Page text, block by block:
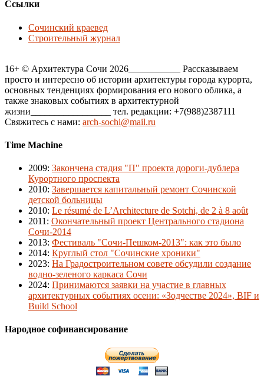
Ссылки
Сочинский краевед
Строительный журнал
16+ © Архитектура Сочи 2026___________ Рассказываем
просто и интересно об истории архитектуры города курорта,
основных тенденциях формирования его нового облика, а
также знаковых событиях в архитектурной
жизни_________________ тел. редакции: +7(988)2387111
Свяжитесь с нами: arch-sochi@mail.ru
Time Machine
2009: Закончена стадия "П" проекта дороги-дублера
Курортного проспекта
2010: Завершается капитальный ремонт Сочинской
детской больницы
2010: Le résumé de L’Architecture de Sotchi, de 2 à 8 août
2011 : Окончательный проект Центрального стадиона
Сочи-2014
2013: Фестиваль "Сочи-Пешком-2013": как это было
2014: Круглый стол "Сочинские хроники"
2023: На Градостроительном совете обсудили создание
водно-зеленого каркаса Сочи
2024: Принимаются заявки на участие в главных
архитектурных событиях осени: «Зодчестве 2024», BIF и
Build School
Народное софинансирование